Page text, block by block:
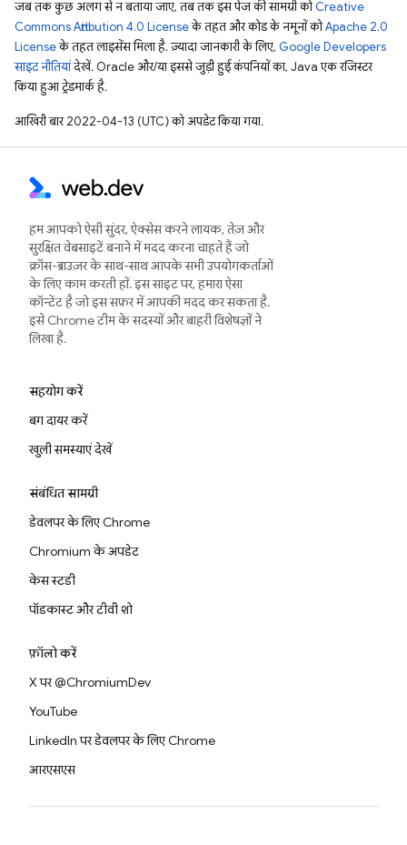
जब तक कुछ अलग से न बताया जाए, तब तक इस पेज की सामग्री कोCreative
Commons Attribution 4.0 Licenseके तहत और कोड के नमूनों कोApache 2.0
Licenseके तहत लाइसेंस मिला है. ज़्यादा जानकारी के लिए, Google Developers
साइट नीतियांदेखें. Oracle और/या इससे जुड़ी हुई कंपनियों का, Java एक रजिस्टर
किया हुआ ट्रेडमार्क है.
आखिरी बार 2022-04-13 (UTC) को अपडेट किया गया.
हम आपको ऐसी सुंदर, ऐक्सेस करने लायक, तेज़ और
सुरक्षित वेबसाइटें बनाने में मदद करना चाहते हैं जो
क्रॉस-ब्राउज़र के साथ-साथ आपके सभी उपयोगकर्ताओं
के लिए काम करती हों. इस साइट पर, हमारा ऐसा
कॉन्टेंट है जो इस सफ़र में आपकी मदद कर सकता है.
इसे Chrome टीम के सदस्यों और बाहरी विशेषज्ञों ने
लिखा है.
सहयोग करें
बग दायर करें
खुली समस्याएं देखें
संबंधित सामग्री
डेवलपर के लिए Chrome
Chromium के अपडेट
केस स्टडी
पॉडकास्ट और टीवी शो
फ़ॉलो करें
X पर @ChromiumDev
YouTube
LinkedIn पर डेवलपर के लिए Chrome
आरएसएस